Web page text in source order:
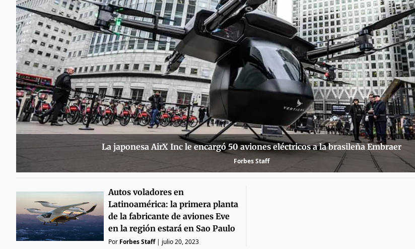
La japonesa AirX Inc le encargó 50 aviones eléctricos a la brasileña Embraer
Forbes Staff
Autos voladores en
Latinoamérica: la primera planta
de la fabricante de aviones Eve
en la región estará en Sao Paulo
Por Forbes Staff| julio 20, 2023